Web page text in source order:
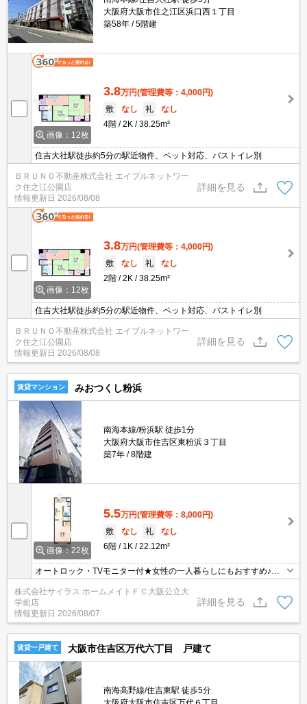
大阪府大阪市住之江区浜口西１丁目
築58年
5階建
画像：12枚
3.8万円(管理費等：4,000円)
敷
なし 礼
なし
4階
2K 38.25m²
住吉大社駅徒歩約5分の駅近物件、ペット対応、バストイレ別
ＢＲＵＮＯ不動産株式会社 エイブルネットワー
ク住之江公園店
情報更新日 2026/08/08
詳細を見る
画像：12枚
3.8万円(管理費等：4,000円)
敷
なし 礼
なし
2階
2K 38.25m²
住吉大社駅徒歩約5分の駅近物件、ペット対応、バストイレ別
ＢＲＵＮＯ不動産株式会社 エイブルネットワー
ク住之江公園店
情報更新日 2026/08/08
詳細を見る
賃貸マンション みおつくし粉浜
南海本線/粉浜駅 徒歩1分
大阪府大阪市住吉区東粉浜３丁目
築7年
8階建
画像：22枚
5.5万円(管理費等：8,000円)
敷
なし 礼
なし
6階
1K 22.12m²
オートロック・TVモニター付★女性の一人暮らしにもおすすめ♪当
店【賃貸専門店舗】ですので関西圏の物件は全てお任せください！
初期費用がご心配な方はクレジット決済が可能ですので安心してお
部屋探し頂けます。
株式会社サイラス ホームメイトＦＣ大阪公立大
学前店
情報更新日 2026/08/07
詳細を見る
賃貸一戸建て 大阪市住吉区万代六丁目 戸建て
南海高野線/住吉東駅 徒歩5分